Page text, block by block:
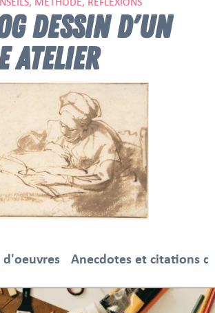
MÉTHODE, RÉFLEXIONS
DESSIN D'UN
ATELIER
d'oeuvres Anecdotes et citations